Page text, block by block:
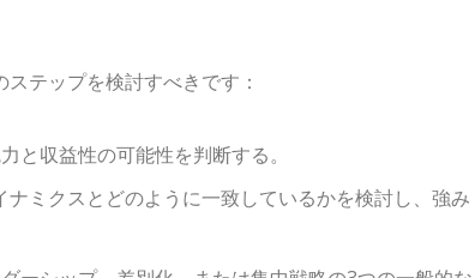
テップを検討すべきです：
と収益性の可能性を判断する。
ミクスとどのように一致しているかを検討し、強み